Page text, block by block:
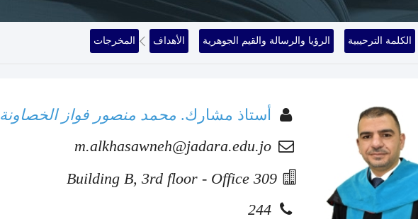
المخرجات الأهداف الرؤيا والرسالة والقيم الجوهرية الكلمة الترحيبية
أستاذ مشارك. محمد منصور فواز الخصاونة
m.alkhasawneh@jadara.edu.jo
Building B, 3rd floor - Office 309
244